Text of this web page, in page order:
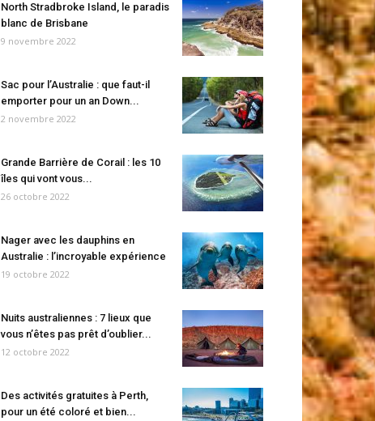
North Stradbroke Island, le paradis
blanc de Brisbane
9 novembre 2022
Sac pour l’Australie : que faut-il
emporter pour un an Down...
2 novembre 2022
Grande Barrière de Corail : les 10
îles qui vont vous...
26 octobre 2022
Nager avec les dauphins en
Australie : l’incroyable expérience
19 octobre 2022
Nuits australiennes : 7 lieux que
vous n’êtes pas prêt d’oublier...
12 octobre 2022
Des activités gratuites à Perth,
pour un été coloré et bien...